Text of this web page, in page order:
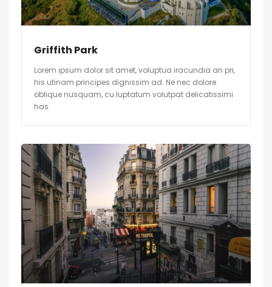
Griffith Park
Lorem ipsum dolor sit amet, voluptua iracundia an pri,
his utinam principes dignissim ad. Ne nec dolore
oblique nusquam, cu luptatum volutpat delicatissimi
has.